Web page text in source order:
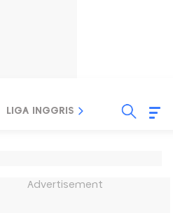
LIGA INGGRIS LIGA ITALIA
Advertisement